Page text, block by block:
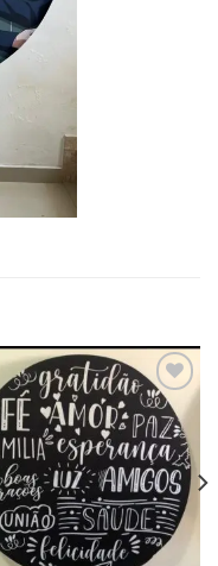
Add to
wishlist